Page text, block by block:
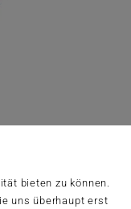
bieten zu können.
uns überhaupt erst